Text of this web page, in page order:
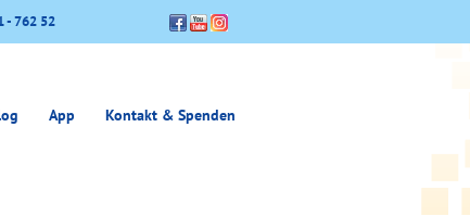
762 52
App Kontakt & Spenden